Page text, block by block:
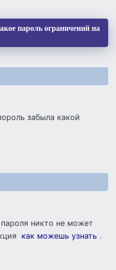
пароль ограничений на
забыла какой
никто не может
как можешь узнать .